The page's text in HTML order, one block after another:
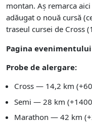
montan. Aș remarca
adăugat o nouă cursă
traseul cursei de Cross
Pagina
Probe de alergare:
Cross — 14,2 km
Semi — 28 km
Marathon — 42 km